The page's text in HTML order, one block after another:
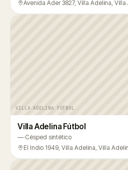
VILLA ADELINA FÚTBOL
Villa Adelina Fútbol
—·Césped sintético